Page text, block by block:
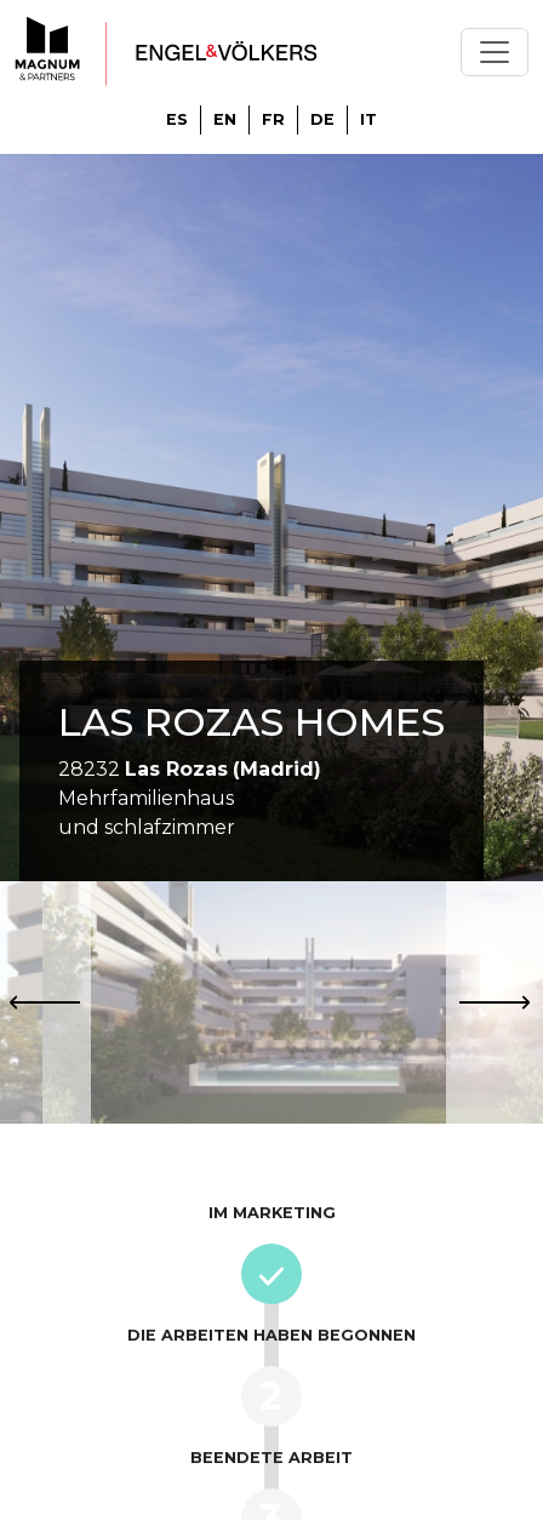
ES EN FR DE IT
LAS ROZAS HOMES
28232 Las Rozas (Madrid)
Mehrfamilienhaus
und schlafzimmer
IM MARKETING
DIE ARBEITEN HABEN BEGONNEN
BEENDETE ARBEIT